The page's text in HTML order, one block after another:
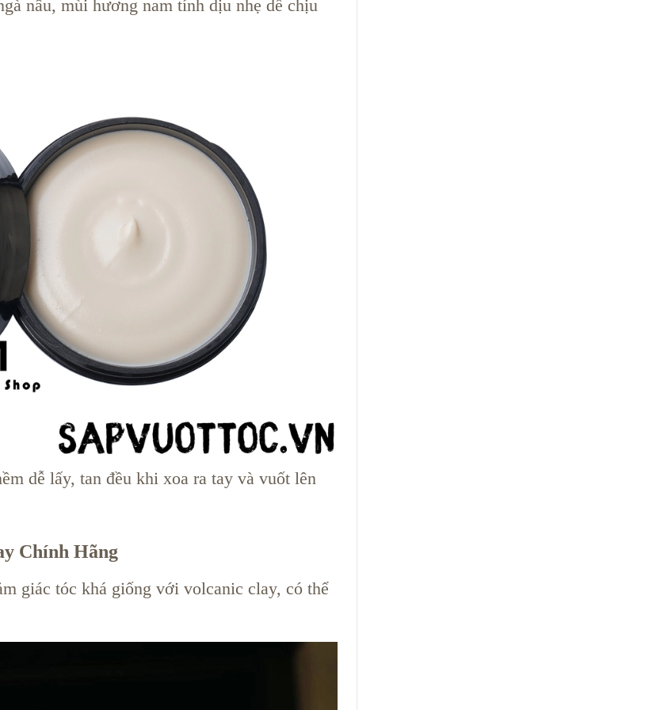
nâu, mùi hương nam tính dịu nhẹ dễ chịu
dễ lấy, tan đều khi xoa ra tay và vuốt lên
Chính Hãng
giác tóc khá giống với volcanic clay, có thể